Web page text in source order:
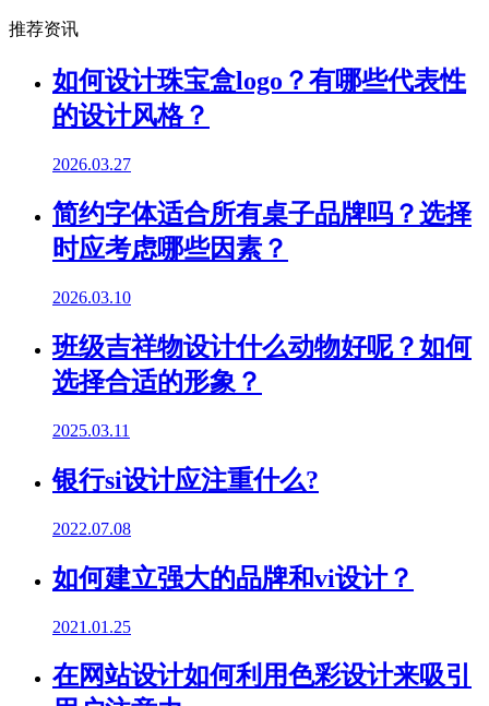
推荐资讯
如何设计珠宝盒logo？有哪些代表性
的设计风格？
2026.03.27
简约字体适合所有桌子品牌吗？选择
时应考虑哪些因素？
2026.03.10
班级吉祥物设计什么动物好呢？如何
选择合适的形象？
2025.03.11
银行si设计应注重什么?
2022.07.08
如何建立强大的品牌和vi设计？
2021.01.25
在网站设计如何利用色彩设计来吸引